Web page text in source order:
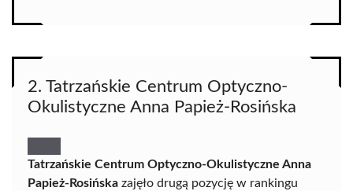
2. Tatrzańskie Centrum Optyczno-
Okulistyczne Anna Papież-Rosińska
Tatrzańskie Centrum Optyczno-Okulistyczne Anna
Papież-Rosińska zajęło drugą pozycję w rankingu